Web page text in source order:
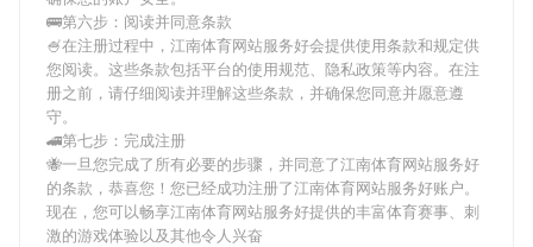
🚌第六步：阅读并同意条款
🍧在注册过程中， 江南体育网站服务好会提供使用条款和规定供
您阅读。这些条款包括平台的使用规范、隐私政策等内容。在注
册之前，请仔细阅读并理解这些条款，并确保您同意并愿意遵
守。
🚄第七步：完成注册
🐝一旦您完成了所有必要的步骤，并同意了江南体育网站服务好
的条款，恭喜您！您已经成功注册了江南体育网站服务好账户。
现在，您可以畅享江南体育网站服务好提供的丰富体育赛事、刺
激的游戏体验以及其他令人兴奋